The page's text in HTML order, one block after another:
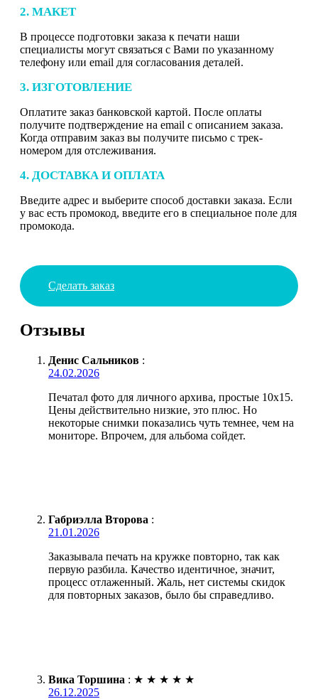
2. МАКЕТ
В процессе подготовки заказа к печати наши
специалисты могут связаться с Вами по указанному
телефону или email для согласования деталей.
3. ИЗГОТОВЛЕНИЕ
Оплатите заказ банковской картой. После оплаты
получите подтверждение на email с описанием заказа.
Когда отправим заказ вы получите письмо с трек-
номером для отслеживания.
4. ДОСТАВКА И ОПЛАТА
Введите адрес и выберите способ доставки заказа. Если
у вас есть промокод, введите его в специальное поле для
промокода.
Сделать заказ
Отзывы
Денис Сальников :
24.02.2026
Печатал фото для личного архива, простые 10х15.
Цены действительно низкие, это плюс. Но
некоторые снимки показались чуть темнее, чем на
мониторе. Впрочем, для альбома сойдет.
Габриэлла Второва :
21.01.2026
Заказывала печать на кружке повторно, так как
первую разбила. Качество идентичное, значит,
процесс отлаженный. Жаль, нет системы скидок
для повторных заказов, было бы справедливо.
Вика Торшина : ★ ★ ★ ★ ★
26.12.2025